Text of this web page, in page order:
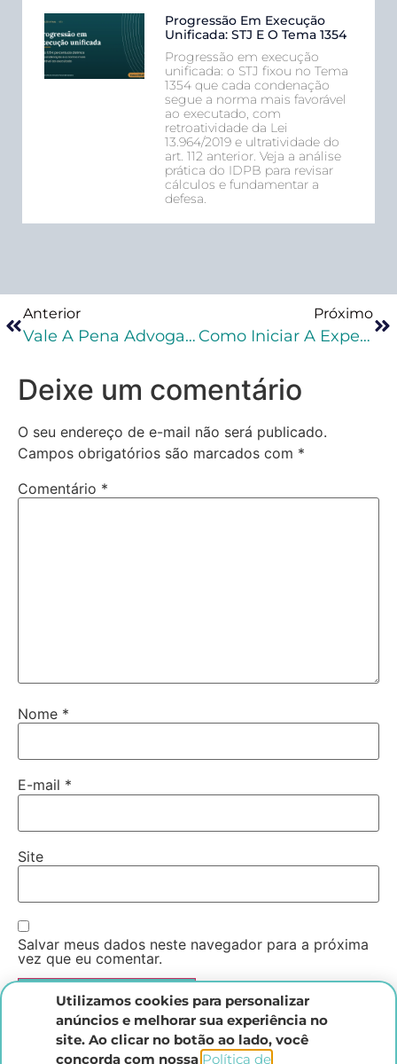
Progressão Em Execução
Unificada: STJ E O Tema 1354
Progressão em execução
unificada: o STJ fixou no Tema
1354 que cada condenação
segue a norma mais favorável
ao executado, com
retroatividade da Lei
13.964/2019 e ultratividade do
art. 112 anterior. Veja a análise
prática do IDPB para revisar
cálculos e fundamentar a
defesa.
Anterior
Vale A Pena Advogar No Nicho Da Execução Penal?
Próximo
Como Iniciar A Experiência Prática Na Advocacia Criminal?
Deixe um comentário
O seu endereço de e-mail não será publicado.
Campos obrigatórios são marcados com *
Comentário *
Nome *
E-mail *
Site
Salvar meus dados neste navegador para a próxima
vez que eu comentar.
Utilizamos cookies para personalizar
anúncios e melhorar sua experiência no
site. Ao clicar no botão ao lado, você
concorda com nossa Política de